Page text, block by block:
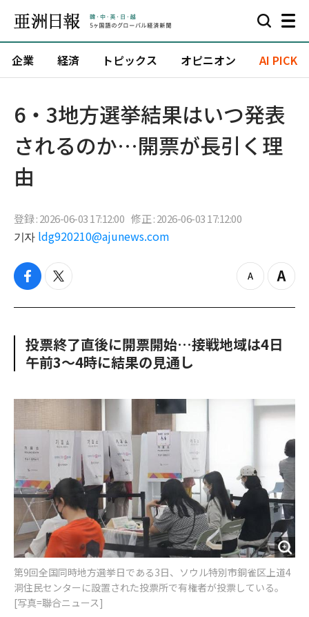
企業 経済 トピックス オピニオン AI PICK
6・3地方選挙結果はいつ発表
されるのか…開票が長引く理
由
登録 : 2026-06-03 17:12:00 修正 : 2026-06-03 17:12:00
기자 ldg920210@ajunews.com
f
c
o
o
t
i
e
r
z
o
u
Z
o
n
投票終了直後に開票開始…接戦地域は4日
午前3～4時に結果の見通し
第9回全国同時地方選挙日である3日、ソウル特別市銅雀区上道4
洞住民センターに設置された投票所で有権者が投票している。
[写真=聯合ニュース]